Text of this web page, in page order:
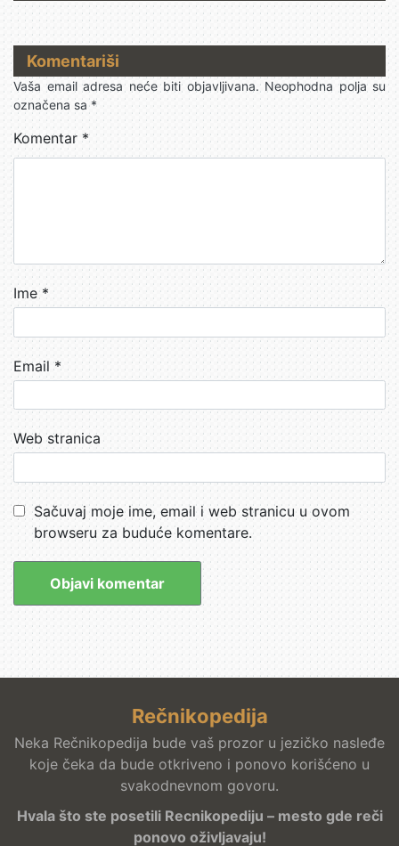
Komentariši
Vaša email adresa neće biti objavljivana. Neophodna polja su
označena sa*
Komentar *
Ime*
Email*
Web stranica
Sačuvaj moje ime, email i web stranicu u ovom
browseru za buduće komentare.
Rečnikopedija
Neka Rečnikopedija bude vaš prozor u jezičko nasleđe
koje čeka da bude otkriveno i ponovo korišćeno u
svakodnevnom govoru.
Hvala što ste posetili Recnikopediju – mesto gde reči
ponovo oživljavaju!